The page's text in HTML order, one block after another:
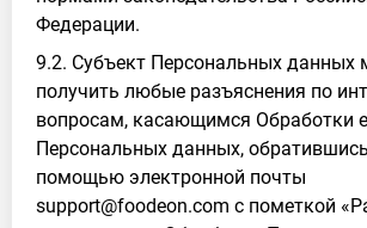
Федерации.
9.2. Субъект Персональных данных
получить любые разъяснения по
вопросам, касающимся Обработки
Персональных данных,
помощью электронной почты
support@foodeon.com с пометкой